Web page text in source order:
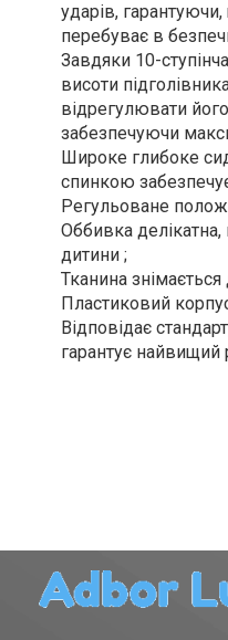
ударів,
перебуває в
Завдяки 10-
висоти
відрегулювати
забезпечуючи
Широке глибоке
спинкою
Регульоване
Оббивка делікатна,
дитини ;
Тканина
Пластиковий
Відповідає
гарантує найвищий